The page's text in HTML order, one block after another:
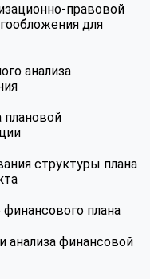
правовой
для
анализа
структуры плана
плана
финансовой